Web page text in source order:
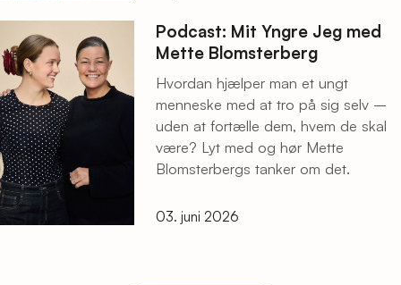
Podcast: Mit Yngre Jeg med
Mette Blomsterberg
Hvordan hjælper man et ungt
menneske med at tro på sig selv –
uden at fortælle dem, hvem de skal
være? Lyt med og hør Mette
Blomsterbergs tanker om det.
03. juni 2026